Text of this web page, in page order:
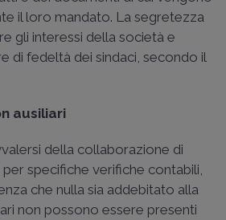
il loro mandato. La segretezza
gli interessi della società e
di fedeltà dei sindaci, secondo il
ausiliari
della collaborazione di
specifiche verifiche contabili,
che nulla sia addebitato alla
non possono essere presenti